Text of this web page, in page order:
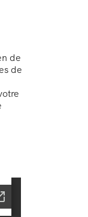
de
de